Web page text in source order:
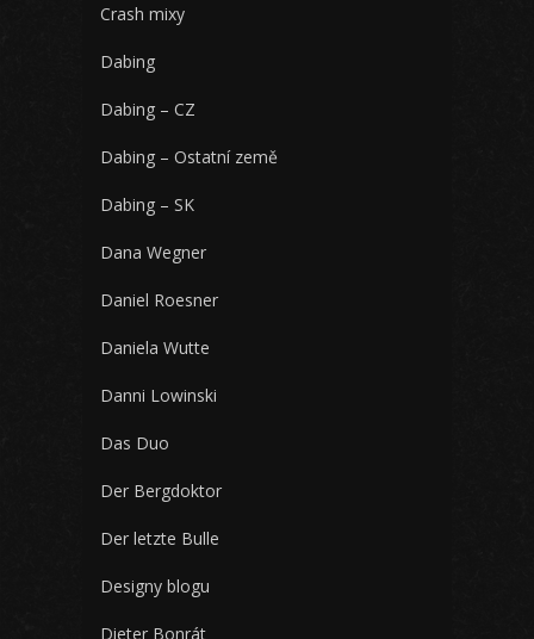
Crash mixy
Dabing
Dabing – CZ
Dabing – Ostatní země
Dabing – SK
Dana Wegner
Daniel Roesner
Daniela Wutte
Danni Lowinski
Das Duo
Der Bergdoktor
Der letzte Bulle
Designy blogu
Dieter Bonrát